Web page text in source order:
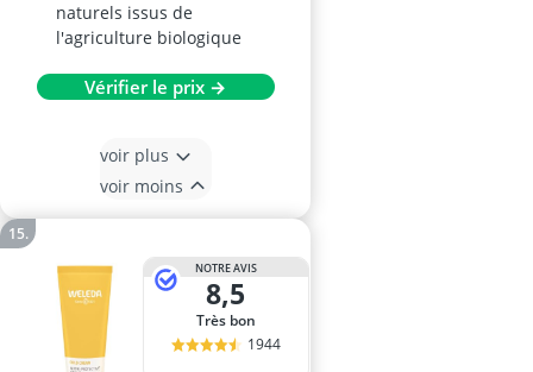
naturels issus de
l'agriculture biologique
Vérifier le prix →
voir plus
voir moins
NOTRE AVIS
8,5
Très bon
1944